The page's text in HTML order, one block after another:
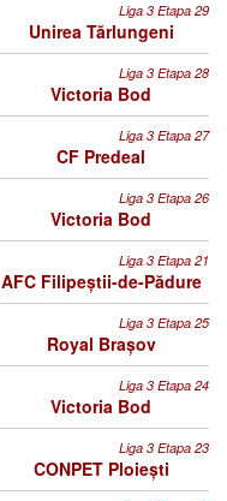
Liga 3 Etapa 29
Unirea Tărlungeni
Liga 3 Etapa 28
Victoria Bod
Liga 3 Etapa 27
CF Predeal
Liga 3 Etapa 26
Victoria Bod
Liga 3 Etapa 21
AFC Filipeștii-de-Pădure
Liga 3 Etapa 25
Royal Brașov
Liga 3 Etapa 24
Victoria Bod
Liga 3 Etapa 23
CONPET Ploiești